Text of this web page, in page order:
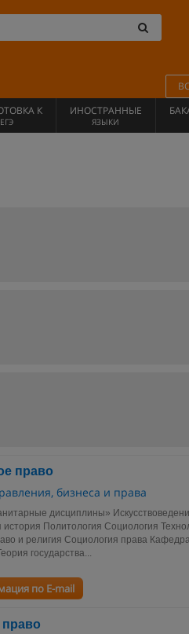
К
ЕГЭ
ИНОСТРАННЫЕ
ЯЗЫКИ
право
бизнеса и права
дисциплины»
Политология Социология
и религия Социология права
государства...
по E-mail
право